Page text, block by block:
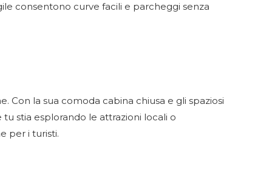
consentono curve facili e parcheggi senza
Con la sua comoda cabina chiusa e gli spaziosi
stia esplorando le attrazioni locali o
per i turisti.